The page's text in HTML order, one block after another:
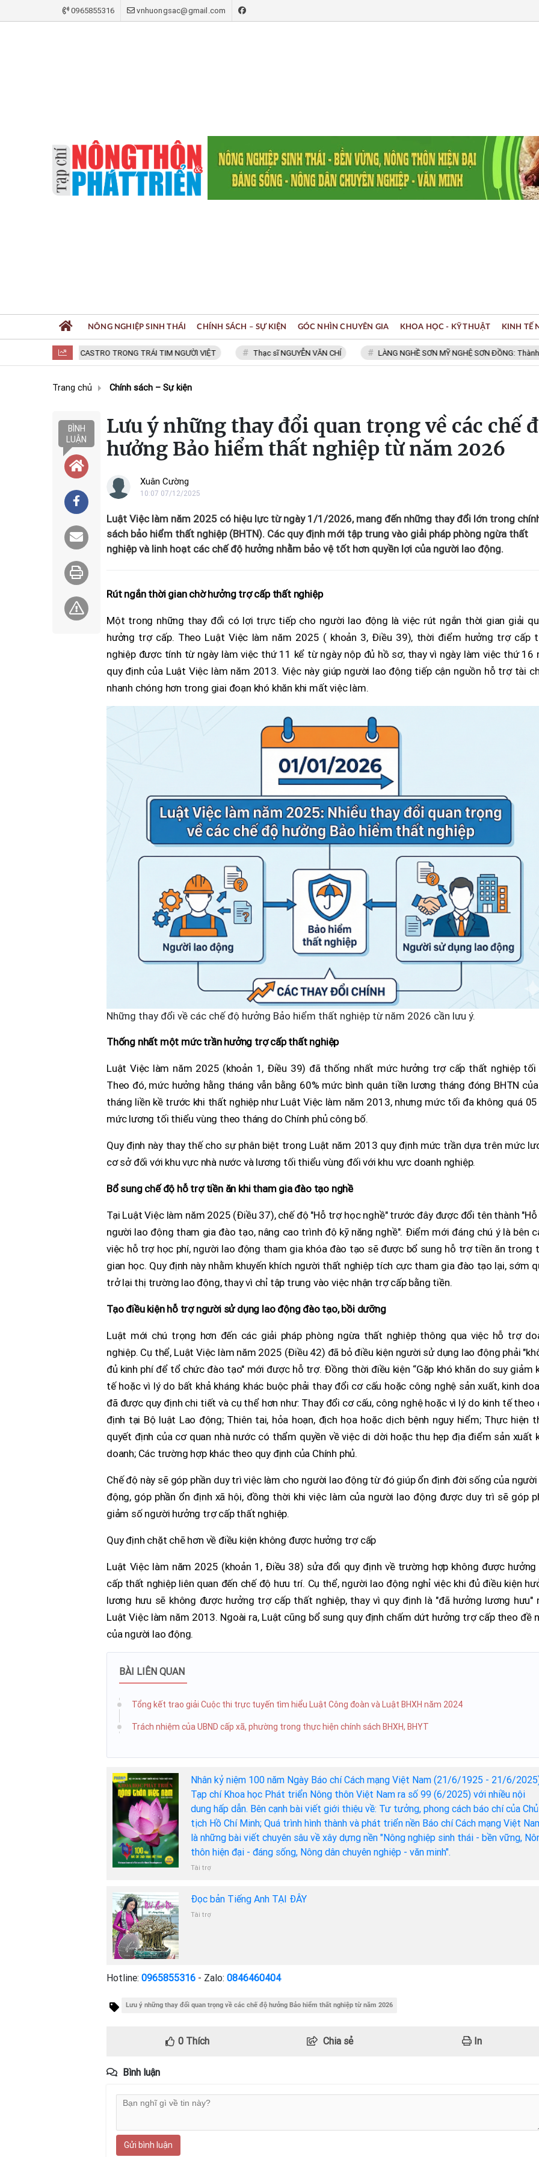
0965855316 vnhuongsac@gmail.com
FIDEL CASTRO TRONG TRÁI TIM NGƯỜI VIỆT Thạc sĩ NGUYỄN VĂN CHÍ LÀNG NGHỀ SƠN MỸ NGHỆ SƠN ĐỒNG: Thành
NÔNG NGHIỆP SINH THÁI CHÍNH SÁCH – SỰ KIỆN GÓC NHÌN CHUYÊN GIA KHOA HỌC - KỸ THUẬT KINH TẾ
Trang chủ Chính sách – Sự kiện
BÌNH
LUẬN
Lưu ý những thay đổi quan trọng về các chế
hưởng Bảo hiểm thất nghiệp từ năm 2026
Xuân Cường
10:07 07/12/2025
Luật Việc làm năm 2025 có hiệu lực từ ngày 1/1/2026, mang đến những thay đổi lớn trong
sách bảo hiểm thất nghiệp (BHTN). Các quy định mới tập trung vào giải pháp phòng ngừa thất
nghiệp và linh hoạt các chế độ hưởng nhằm bảo vệ tốt hơn quyền lợi của người lao động.
Rút ngắn thời gian chờ hưởng trợ cấp thất nghiệp
Một trong những thay đổi có lợi trực tiếp cho người lao động là việc rút ngắn thời gian giải
hưởng trợ cấp. Theo Luật Việc làm năm 2025 ( khoản 3, Điều 39), thời điểm hưởng trợ cấp
nghiệp được tính từ ngày làm việc thứ 11 kể từ ngày nộp đủ hồ sơ, thay vì ngày làm việc thứ 16
quy định của Luật Việc làm năm 2013. Việc này giúp người lao động tiếp cận nguồn hỗ trợ tài
nhanh chóng hơn trong giai đoạn khó khăn khi mất việc làm.
Những thay đổi về các chế độ hưởng Bảo hiểm thất nghiệp từ năm 2026 cần lưu ý.
Thống nhất một mức trần hưởng trợ cấp thất nghiệp
Luật Việc làm năm 2025 (khoản 1, Điều 39) đã thống nhất mức hưởng trợ cấp thất nghiệp tối
Theo đó, mức hưởng hằng tháng vẫn bằng 60% mức bình quân tiền lương tháng đóng BHTN
tháng liền kề trước khi thất nghiệp như Luật Việc làm năm 2013, nhưng mức tối đa không quá 05
mức lương tối thiểu vùng theo tháng do Chính phủ công bố.
Quy định này thay thế cho sự phân biệt trong Luật năm 2013 quy định mức trần dựa trên mức
cơ sở đối với khu vực nhà nước và lương tối thiểu vùng đối với khu vực doanh nghiệp.
Bổ sung chế độ hỗ trợ tiền ăn khi tham gia đào tạo nghề
Tại Luật Việc làm năm 2025 (Điều 37), chế độ "Hỗ trợ học nghề" trước đây được đổi tên thành
người lao động tham gia đào tạo, nâng cao trình độ kỹ năng nghề". Điểm mới đáng chú ý là bên
việc hỗ trợ học phí, người lao động tham gia khóa đào tạo sẽ được bổ sung hỗ trợ tiền ăn trong
gian học. Quy định này nhằm khuyến khích người thất nghiệp tích cực tham gia đào tạo lại, sớm
trở lại thị trường lao động, thay vì chỉ tập trung vào việc nhận trợ cấp bằng tiền.
Tạo điều kiện hỗ trợ người sử dụng lao động đào tạo, bồi dưỡng
Luật mới chú trọng hơn đến các giải pháp phòng ngừa thất nghiệp thông qua việc hỗ trợ
nghiệp. Cụ thể, Luật Việc làm năm 2025 (Điều 42) đã bỏ điều kiện người sử dụng lao động phải
đủ kinh phí để tổ chức đào tạo" mới được hỗ trợ. Đồng thời điều kiện “Gặp khó khăn do suy giảm
tế hoặc vì lý do bất khả kháng khác buộc phải thay đổi cơ cấu hoặc công nghệ sản xuất, kinh
đã được quy định chi tiết và cụ thể hơn như: Thay đổi cơ cấu, công nghệ hoặc vì lý do kinh tế theo
định tại Bộ luật Lao động; Thiên tai, hỏa hoạn, địch họa hoặc dịch bệnh nguy hiểm; Thực hiện
quyết định của cơ quan nhà nước có thẩm quyền về việc di dời hoặc thu hẹp địa điểm sản xuất
doanh; Các trường hợp khác theo quy định của Chính phủ.
Chế độ này sẽ góp phần duy trì việc làm cho người lao động từ đó giúp ổn định đời sống của
động, góp phần ổn định xã hội, đồng thời khi việc làm của người lao động được duy trì sẽ góp
giảm số người hưởng trợ cấp thất nghiệp.
Quy định chặt chẽ hơn về điều kiện không được hưởng trợ cấp
Luật Việc làm năm 2025 (khoản 1, Điều 38) sửa đổi quy định về trường hợp không được
cấp thất nghiệp liên quan đến chế độ hưu trí. Cụ thể, người lao động nghỉ việc khi đủ điều kiện
lương hưu sẽ không được hưởng trợ cấp thất nghiệp, thay vì quy định là "đã hưởng lương hưu"
Luật Việc làm năm 2013. Ngoài ra, Luật cũng bổ sung quy định chấm dứt hưởng trợ cấp theo đề
của người lao động.
BÀI LIÊN QUAN
Tổng kết trao giải Cuộc thi trực tuyến tìm hiểu Luật Công đoàn và Luật BHXH năm 2024
Trách nhiệm của UBND cấp xã, phường trong thực hiện chính sách BHXH, BHYT
Nhân kỷ niệm 100 năm Ngày Báo chí Cách mạng Việt Nam (21/6/1925 - 21/6/
Tạp chí Khoa học Phát triển Nông thôn Việt Nam ra số 99 (6/2025) với nhiều nội
dung hấp dẫn. Bên cạnh bài viết giới thiệu về: Tư tưởng, phong cách báo chí của Chủ
tịch Hồ Chí Minh; Quá trình hình thành và phát triển nền Báo chí Cách mạng Việt
là những bài viết chuyên sâu về xây dựng nền "Nông nghiệp sinh thái - bền vững,
thôn hiện đại - đáng sống, Nông dân chuyên nghiệp - văn minh".
Tài trợ
Đọc bản Tiếng Anh TẠI ĐÂY
Tài trợ
Hotline: 0965855316 - Zalo: 0846460404
Lưu ý những thay đổi quan trọng về các chế độ hưởng Bảo hiểm thất nghiệp từ năm 2026
0Thích Chia sẻ In
Bình luận
Gửi bình luận